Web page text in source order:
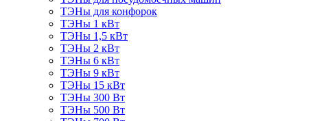
ТЭНы для конфорок
ТЭНы 1 кВт
ТЭНы 1,5 кВт
ТЭНы 2 кВт
ТЭНы 6 кВт
ТЭНы 9 кВт
ТЭНы 15 кВт
ТЭНы 300 Вт
ТЭНы 500 Вт